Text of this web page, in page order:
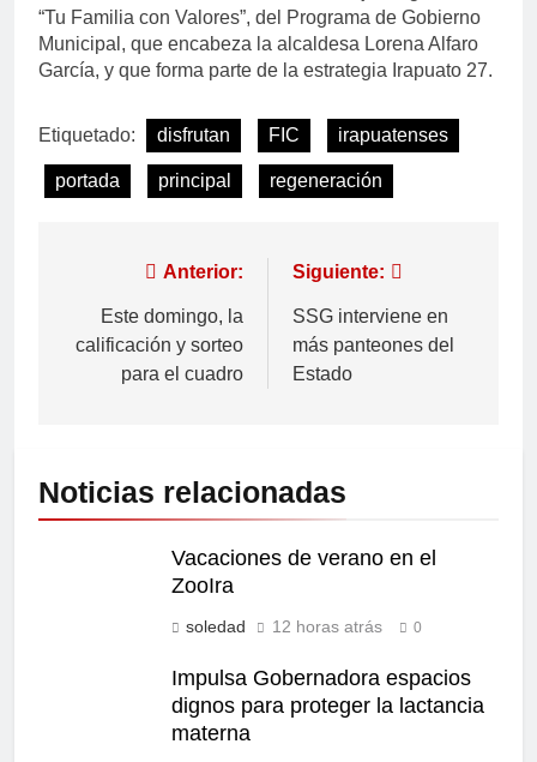
“Tu Familia con Valores”, del Programa de Gobierno
Municipal, que encabeza la alcaldesa Lorena Alfaro
García, y que forma parte de la estrategia Irapuato 27.
Etiquetado: disfrutan FIC irapuatenses
portada principal regeneración
Anterior:
Este domingo, la
calificación y sorteo
para el cuadro
Siguiente:
SSG interviene en
más panteones del
Estado
Noticias relacionadas
Vacaciones de verano en el
ZooIra
soledad 12 horas atrás 0
Impulsa Gobernadora espacios
dignos para proteger la lactancia
materna